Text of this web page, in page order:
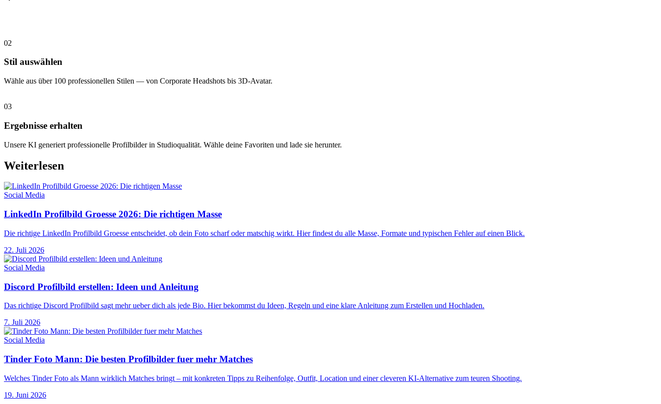
02
Stil auswählen
Wähle aus über 100 professionellen Stilen — von Corporate Headshots bis 3D-Avatar.
03
Ergebnisse erhalten
Unsere KI generiert professionelle Profilbilder in Studioqualität. Wähle deine Favoriten und lade sie herunter.
Weiterlesen
Social Media
LinkedIn Profilbild Groesse 2026: Die richtigen Masse
Die richtige LinkedIn Profilbild Groesse entscheidet, ob dein Foto scharf oder matschig wirkt. Hier findest du alle Masse, Formate und typischen Fehler auf einen Blick.
22. Juli 2026
Social Media
Discord Profilbild erstellen: Ideen und Anleitung
Das richtige Discord Profilbild sagt mehr ueber dich als jede Bio. Hier bekommst du Ideen, Regeln und eine klare Anleitung zum Erstellen und Hochladen.
7. Juli 2026
Social Media
Tinder Foto Mann: Die besten Profilbilder fuer mehr Matches
Welches Tinder Foto als Mann wirklich Matches bringt – mit konkreten Tipps zu Reihenfolge, Outfit, Location und einer cleveren KI-Alternative zum teuren Shooting.
19. Juni 2026